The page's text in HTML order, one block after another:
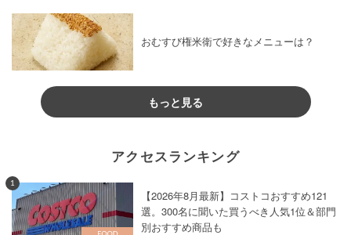
おむすび権米衛で好きなメニューは？
もっと見る
アクセスランキング
1
【2026年8月最新】コストコおすすめ121
選。300名に聞いた買うべき人気1位＆部門
別おすすめ商品も